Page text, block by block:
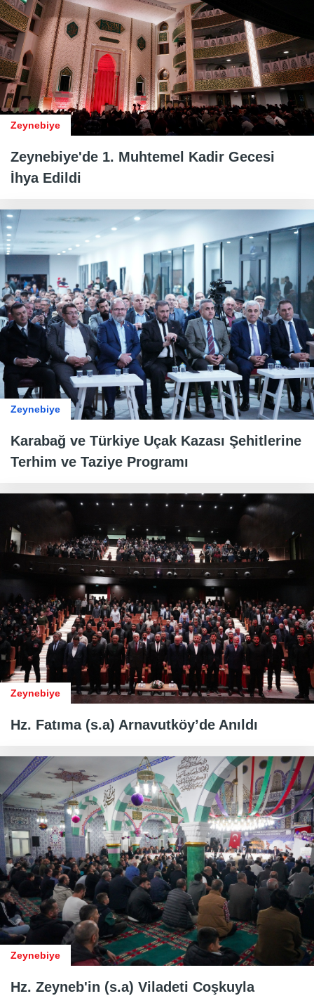
Zeynebiye
Zeynebiye'de 1. Muhtemel Kadir Gecesi
İhya Edildi
Zeynebiye
Karabağ ve Türkiye Uçak Kazası Şehitlerine
Terhim ve Taziye Programı
Zeynebiye
Hz. Fatıma (s.a) Arnavutköy’de Anıldı
Zeynebiye
Hz. Zeyneb'in (s.a) Viladeti Coşkuyla